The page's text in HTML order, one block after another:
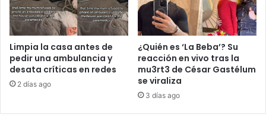
Limpia la casa antes de
pedir una ambulancia y
desata críticas en redes
2 días ago
¿Quién es ‘La Beba’? Su
reacción en vivo tras la
mu3rt3 de César Gastélum
se viraliza
3 días ago